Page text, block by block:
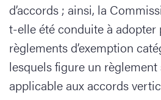
d’accords ; ainsi, la
t-elle été conduite à adopter
règlements d’exemption
lesquels figure un
applicable aux accords